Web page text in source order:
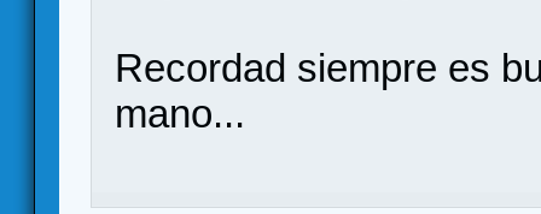
Recordad siempre es
mano...